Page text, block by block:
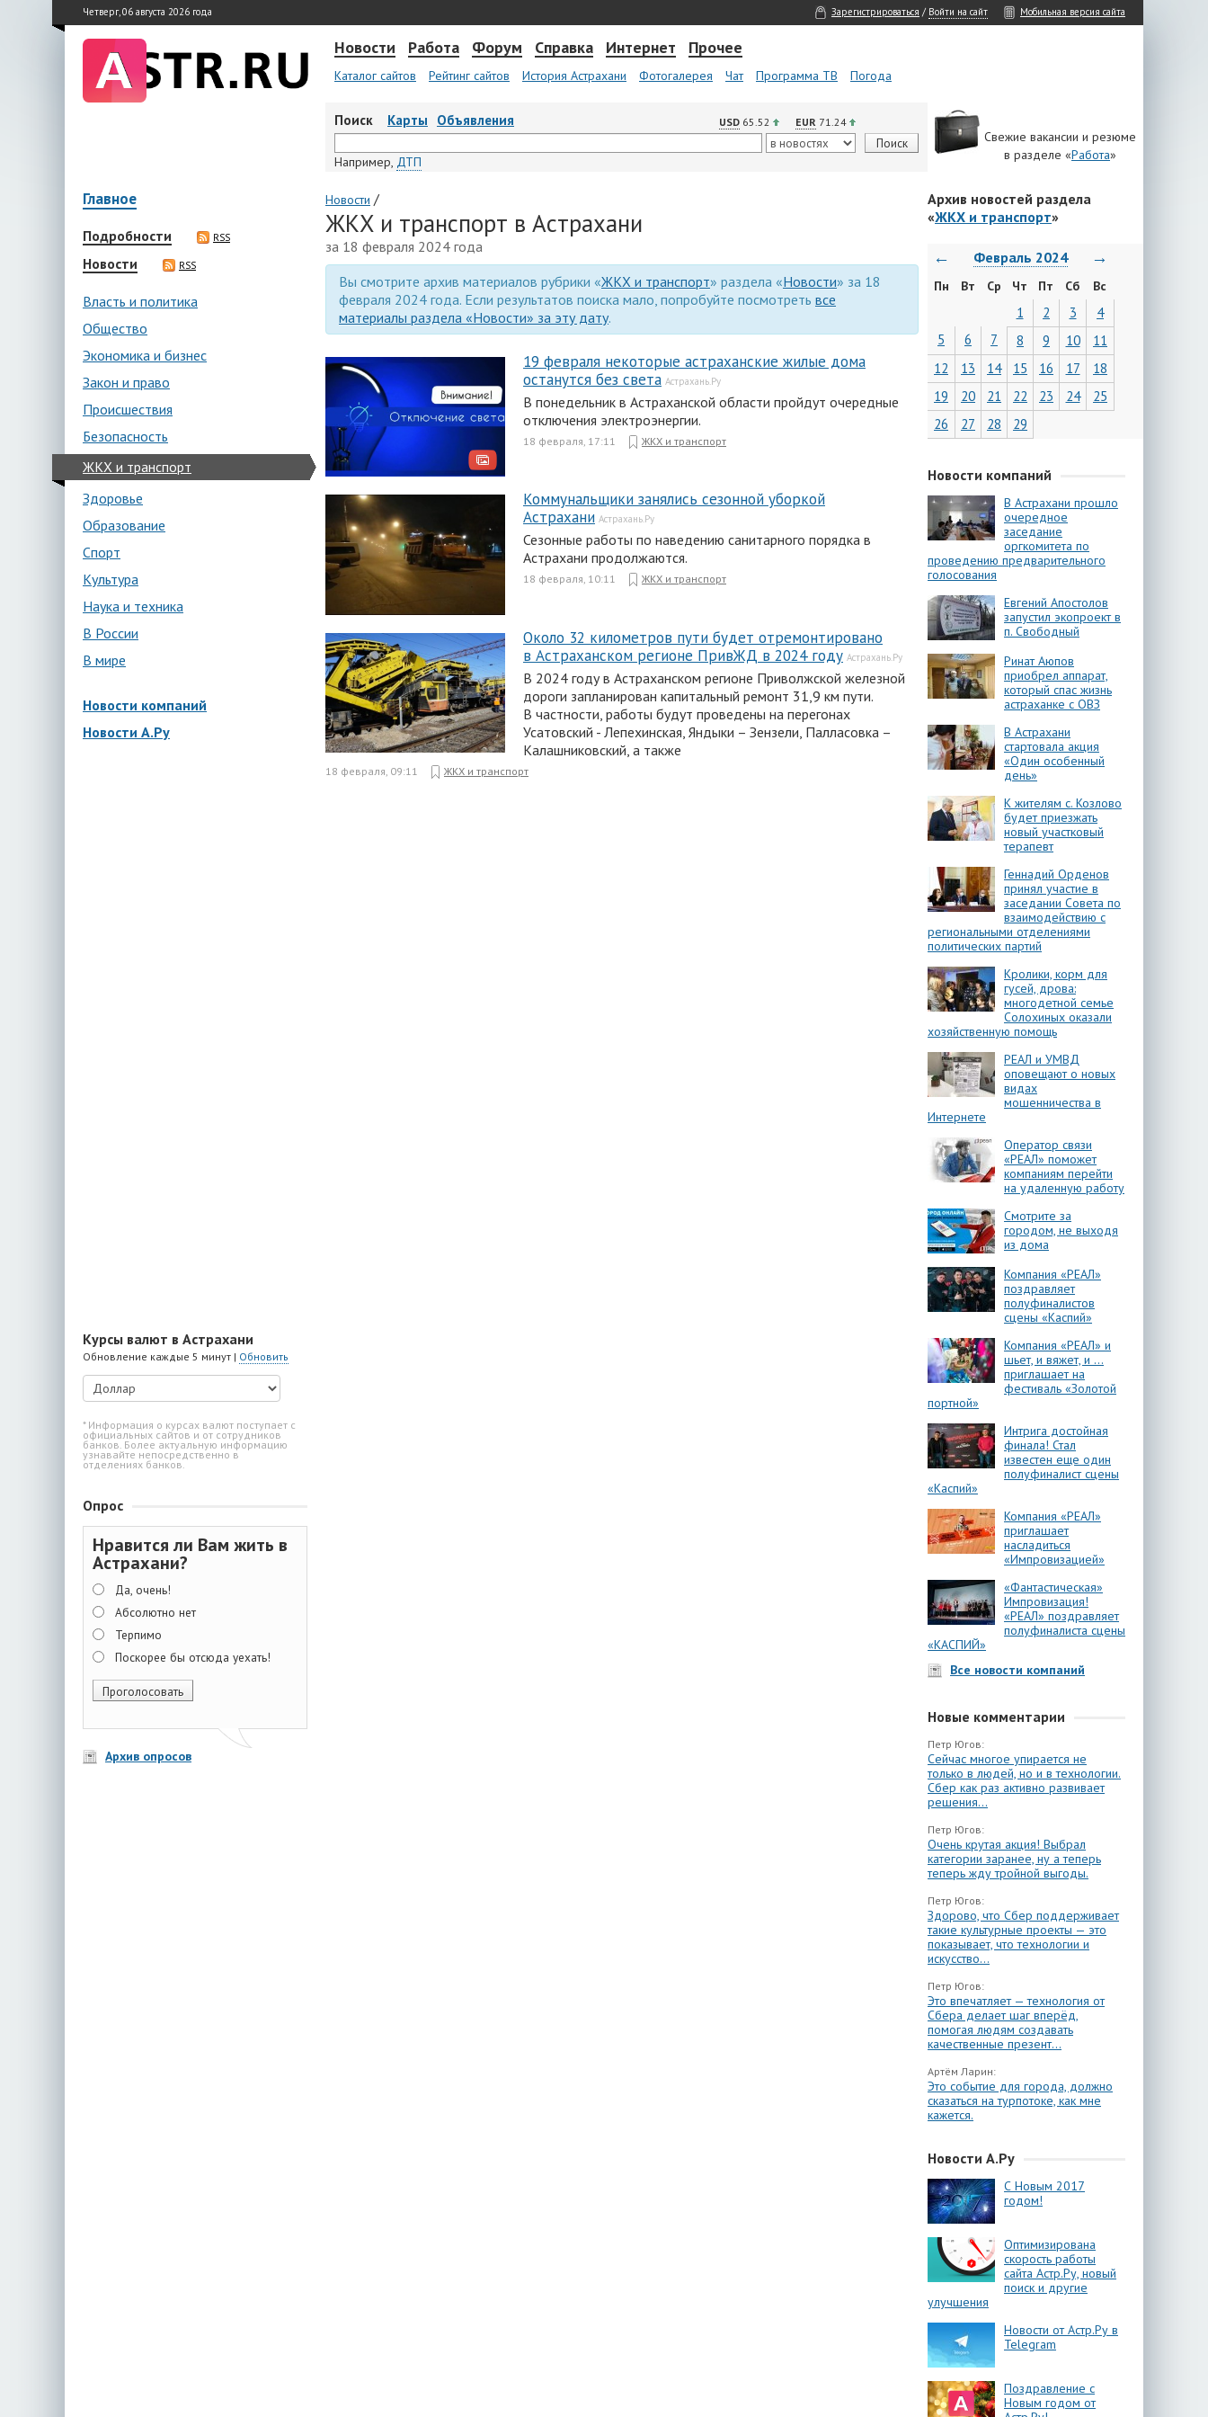
Четверг, 06 августа 2026 года Зарегистрироваться / Войти на сайт Мобильная версия сайта
Новости Работа Форум Справка Интернет Прочее
Каталог сайтов Рейтинг сайтов История Астрахани Фотогалерея Чат Программа ТВ Погода
Поиск Карты Объявления USD 65.52 EUR 71.24
Например, ДТП
Свежие вакансии и резюме
в разделе «Работа»
Главное
Подробности RSS
Новости RSS
Власть и политика
Общество
Экономика и бизнес
Закон и право
Происшествия
Безопасность
ЖКХ и транспорт
Здоровье
Образование
Спорт
Культура
Наука и техника
В России
В мире
Новости компаний
Новости А.Ру
Курсы валют в Астрахани
Обновление каждые 5 минут | Обновить
* Информация о курсах валют поступает с
официальных сайтов и от сотрудников
банков. Более актуальную информацию
узнавайте непосредственно в
отделениях банков.
Опрос
Нравится ли Вам жить в
Астрахани?
Да, очень!
Абсолютно нет
Терпимо
Поскорее бы отсюда уехать!
Архив опросов
Новости /
ЖКХ и транспорт в Астрахани
за 18 февраля 2024 года
Вы смотрите архив материалов рубрики «ЖКХ и транспорт» раздела «Новости» за 18
февраля 2024 года. Если результатов поиска мало, попробуйте посмотреть все
материалы раздела «Новости» за эту дату.
19 февраля некоторые астраханские жилые дома
останутся без света Астрахань.Ру
В понедельник в Астраханской области пройдут очередные
отключения электроэнергии.
18 февраля, 17:11 ЖКХ и транспорт
Коммунальщики занялись сезонной уборкой
Астрахани Астрахань.Ру
Сезонные работы по наведению санитарного порядка в
Астрахани продолжаются.
18 февраля, 10:11 ЖКХ и транспорт
Около 32 километров пути будет отремонтировано
в Астраханском регионе ПривЖД в 2024 году Астрахань.Ру
В 2024 году в Астраханском регионе Приволжской железной
дороги запланирован капитальный ремонт 31,9 км пути.
В частности, работы будут проведены на перегонах
Усатовский - Лепехинская, Яндыки – Зензели, Палласовка –
Калашниковский, а также
18 февраля, 09:11 ЖКХ и транспорт
Архив новостей раздела
«ЖКХ и транспорт»
← Февраль 2024 →
Пн Вт Ср Чт Пт Сб Вс
1 2 3
4
5
6 7 8 9 10
11
12
13 14 15 16 17
18
19
20 21 22 23 24
25
26
27 28 29
Новости компаний
В Астрахани прошло
очередное
заседание
оргкомитета по
проведению предварительного
голосования
Евгений Апостолов
запустил экопроект в
п. Свободный
Ринат Аюпов
приобрел аппарат,
который спас жизнь
астраханке с ОВЗ
В Астрахани
стартовала акция
«Один особенный
день»
К жителям с. Козлово
будет приезжать
новый участковый
терапевт
Геннадий Орденов
принял участие в
заседании Совета по
взаимодействию с
региональными отделениями
политических партий
Кролики, корм для
гусей, дрова:
многодетной семье
Солохиных оказали
хозяйственную помощь
РЕАЛ и УМВД
оповещают о новых
видах
мошенничества в
Интернете
Оператор связи
«РЕАЛ» поможет
компаниям перейти
на удаленную работу
Смотрите за
городом, не выходя
из дома
Компания «РЕАЛ»
поздравляет
полуфиналистов
сцены «Каспий»
Компания «РЕАЛ» и
шьет, и вяжет, и …
приглашает на
фестиваль «Золотой
портной»
Интрига достойная
финала! Стал
известен еще один
полуфиналист сцены
«Каспий»
Компания «РЕАЛ»
приглашает
насладиться
«Импровизацией»
«Фантастическая»
Импровизация!
«РЕАЛ» поздравляет
полуфиналиста сцены
«КАСПИЙ»
Все новости компаний
Новые комментарии
Петр Югов:
Сейчас многое упирается не
только в людей, но и в технологии.
Сбер как раз активно развивает
решения...
Петр Югов:
Очень крутая акция! Выбрал
категории заранее, ну а теперь
теперь жду тройной выгоды.
Петр Югов:
Здорово, что Сбер поддерживает
такие культурные проекты — это
показывает, что технологии и
искусство...
Петр Югов:
Это впечатляет — технология от
Сбера делает шаг вперёд,
помогая людям создавать
качественные презент...
Артём Ларин:
Это событие для города, должно
сказаться на турпотоке, как мне
кажется.
Новости А.Ру
С Новым 2017
годом!
Оптимизирована
скорость работы
сайта Астр.Ру, новый
поиск и другие
улучшения
Новости от Астр.Ру в
Telegram
Поздравление с
Новым годом от